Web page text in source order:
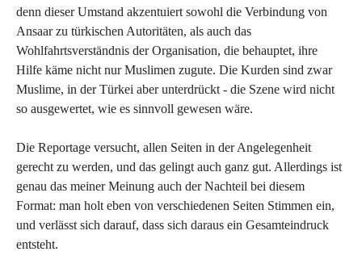
denn dieser Umstand akzentuiert sowohl die Verbindung von
Ansaar zu türkischen Autoritäten, als auch das
Wohlfahrtsverständnis der Organisation, die behauptet, ihre
Hilfe käme nicht nur Muslimen zugute. Die Kurden sind zwar
Muslime, in der Türkei aber unterdrückt - die Szene wird nicht
so ausgewertet, wie es sinnvoll gewesen wäre.
Die Reportage versucht, allen Seiten in der Angelegenheit
gerecht zu werden, und das gelingt auch ganz gut. Allerdings ist
genau das meiner Meinung auch der Nachteil bei diesem
Format: man holt eben von verschiedenen Seiten Stimmen ein,
und verlässt sich darauf, dass sich daraus ein Gesamteindruck
entsteht.